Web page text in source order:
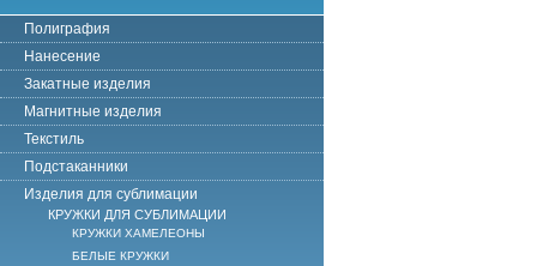
Полиграфия
Нанесение
Закатные изделия
Магнитные изделия
Текстиль
Подстаканники
Изделия для сублимации
КРУЖКИ ДЛЯ СУБЛИМАЦИИ
КРУЖКИ ХАМЕЛЕОНЫ
БЕЛЫЕ КРУЖКИ